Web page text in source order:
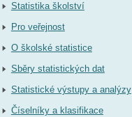
Statistika školství
Pro veřejnost
O školské statistice
Sběry statistických dat
Statistické výstupy a analýzy
Číselníky a klasifikace